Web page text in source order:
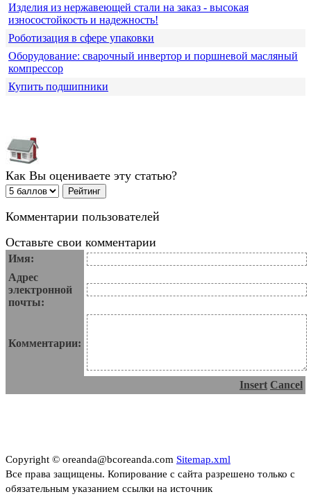
Изделия из нержавеющей стали на заказ - высокая
износостойкость и надежность!
Роботизация в сфере упаковки
Оборудование: сварочный инвертор и поршневой масляный
компрессор
Купить подшипники
Как Вы оцениваете эту статью?
Комментарии пользователей
Оставьте свои комментарии
Имя:
Адрес
электронной
почты:
Комментарии:
Insert Cancel
Copyright © oreanda@bcoreanda.com Sitemap.xml
Все права защищены. Копирование с сайта разрешено только с
обязательным указанием ссылки на источник